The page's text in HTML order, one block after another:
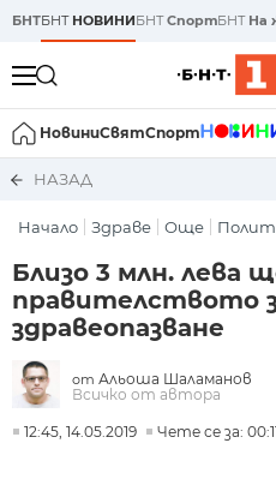
БНТБНТ НОВИНИБНТСпортБНТ На
НовиниСвятСпорт
НАЗАД
Начало Здраве Още
Близо 3 млн. лева
правителството
здравеопазване
от Альоша Шаламанов
Всичко от автора
12:45, 14.05.2019 Чете се за: